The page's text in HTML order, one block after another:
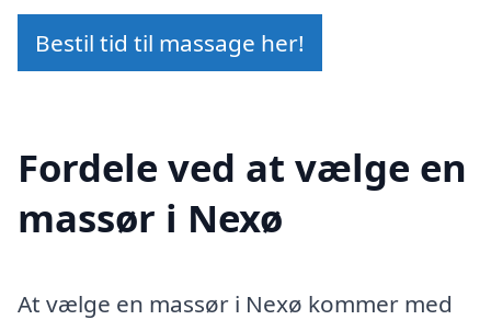
Bestil tid til massage her!
Fordele ved at vælge en
massør i Nexø
At vælge en massør i Nexø kommer med